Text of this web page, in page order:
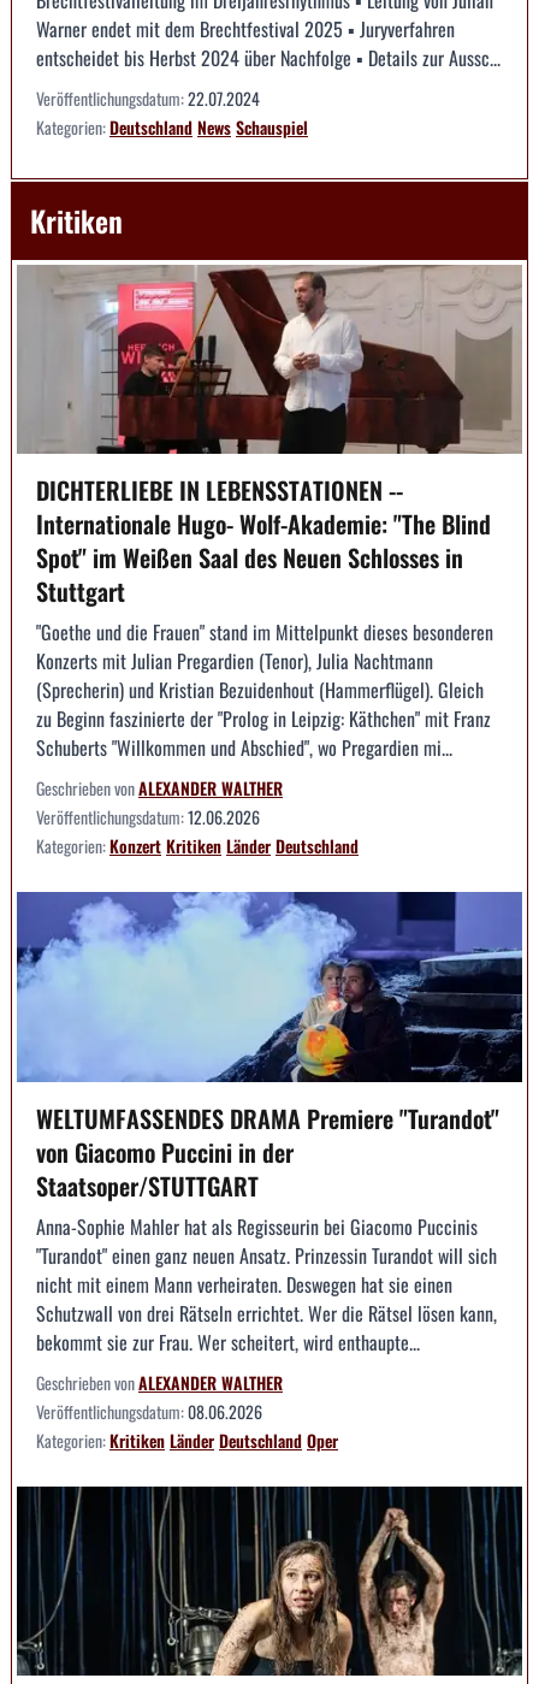
Warner endet mit dem Brechtfestival 2025 ▪ Juryverfahren
entscheidet bis Herbst 2024 über Nachfolge ▪ Details zur Aussc...
Veröffentlichungsdatum:22.07.2024
Kategorien:DeutschlandNewsSchauspiel
Kritiken
DICHTERLIEBE IN LEBENSSTATIONEN --
Internationale Hugo- Wolf-Akademie: "The Blind
Spot" im Weißen Saal des Neuen Schlosses in
Stuttgart
"Goethe und die Frauen" stand im Mittelpunkt dieses besonderen
Konzerts mit Julian Pregardien (Tenor), Julia Nachtmann
(Sprecherin) und Kristian Bezuidenhout (Hammerflügel). Gleich
zu Beginn faszinierte der "Prolog in Leipzig: Käthchen" mit Franz
Schuberts "Willkommen und Abschied", wo Pregardien mi...
Geschrieben vonALEXANDER WALTHER
Veröffentlichungsdatum:12.06.2026
Kategorien:KonzertKritikenLänderDeutschland
WELTUMFASSENDES DRAMA Premiere "Turandot"
von Giacomo Puccini in der
Staatsoper/STUTTGART
Anna-Sophie Mahler hat als Regisseurin bei Giacomo Puccinis
"Turandot" einen ganz neuen Ansatz. Prinzessin Turandot will sich
nicht mit einem Mann verheiraten. Deswegen hat sie einen
Schutzwall von drei Rätseln errichtet. Wer die Rätsel lösen kann,
bekommt sie zur Frau. Wer scheitert, wird enthaupte...
Geschrieben vonALEXANDER WALTHER
Veröffentlichungsdatum:08.06.2026
Kategorien:KritikenLänderDeutschlandOper